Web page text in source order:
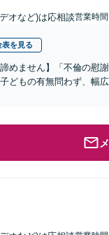
オなど)は応相談営業時
表を見る
めません】「不倫の慰
どもの有無問わず、幅